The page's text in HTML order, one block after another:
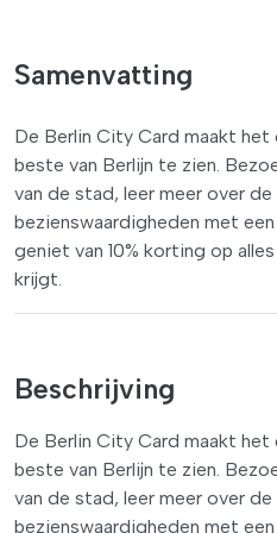
Samenvatting
De Berlin City Card maakt het
beste van Berlijn te zien.
van de stad, leer meer over de
bezienswaardigheden met
geniet van 10% korting op
krijgt.
Beschrijving
De Berlin City Card maakt het
beste van Berlijn te zien.
van de stad, leer meer over de
bezienswaardigheden met